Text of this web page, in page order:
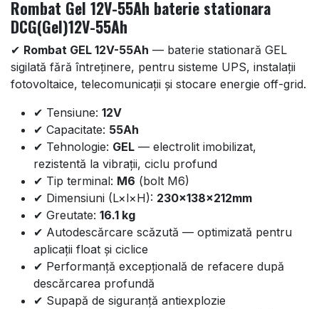
Rombat Gel 12V-55Ah baterie stationara
DCG(Gel)12V-55Ah
✔ Rombat GEL 12V-55Ah — baterie stationară GEL
sigilată fără întreținere, pentru sisteme UPS, instalații
fotovoltaice, telecomunicații și stocare energie off-grid.
✔ Tensiune: 12V
✔ Capacitate: 55Ah
✔ Tehnologie: GEL — electrolit imobilizat,
rezistentă la vibrații, ciclu profund
✔ Tip terminal: M6 (bolt M6)
✔ Dimensiuni (L×l×H): 230x138x212mm
✔ Greutate: 16.1 kg
✔ Autodescărcare scăzută — optimizată pentru
aplicații float și ciclice
✔ Performanță excepțională de refacere după
descărcarea profundă
✔ Supapă de siguranță antiexplozie